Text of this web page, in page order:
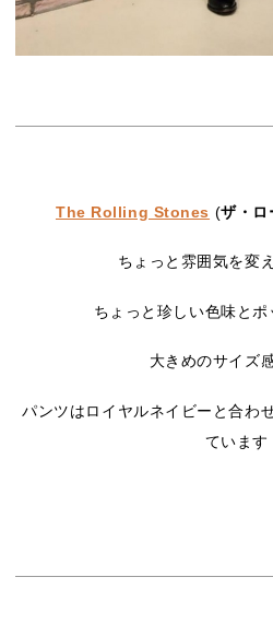
The Rolling Stones (ザ・ロ
ちょっと雰囲気を変
ちょっと珍しい色味とポ
大きめのサイズ
パンツはロイヤルネイビーと合わ
ています